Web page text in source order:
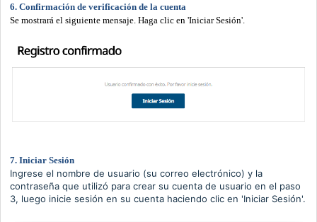
6. Confirmación de verificación de la cuenta
Se mostrará el siguiente mensaje. Haga clic en 'Iniciar Sesión'.
7. Iniciar Sesión
Ingrese el nombre de usuario (su correo electrónico) y la
contraseña que utilizó para crear su cuenta de usuario en el paso
3, luego inicie sesión en su cuenta haciendo clic en 'Iniciar Sesión'.